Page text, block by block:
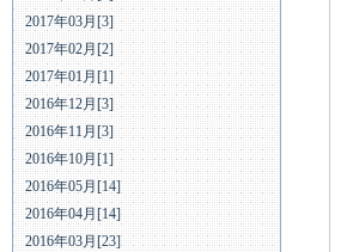
2017年03月[3]
2017年02月[2]
2017年01月[1]
2016年12月[3]
2016年11月[3]
2016年10月[1]
2016年05月[14]
2016年04月[14]
2016年03月[23]